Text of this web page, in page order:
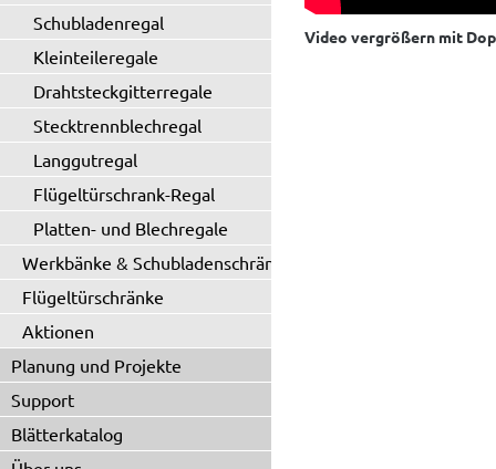
Schubladenregal
Kleinteileregale
Drahtsteckgitterregale
Stecktrennblechregal
Langgutregal
Flügeltürschrank-Regal
Platten- und Blechregale
Werkbänke & Schubladenschränke
Flügeltürschränke
Aktionen
Planung und Projekte
Support
Blätterkatalog
Video vergrößern mit